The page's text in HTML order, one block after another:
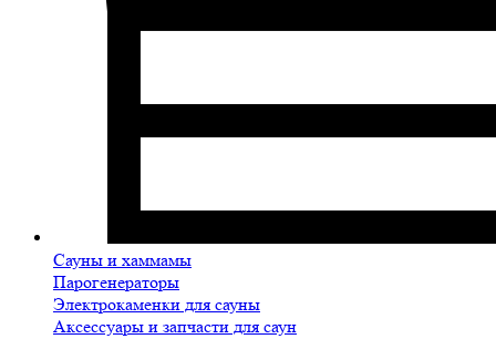
Сауны и хаммамы
Парогенераторы
Электрокаменки для сауны
Аксессуары и запчасти для саун